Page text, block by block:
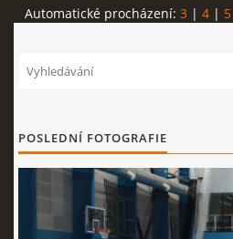
VIDEO
Automatické procházení: 3 | 4 | 5
POSLEDNÍ FOTOGRAFIE